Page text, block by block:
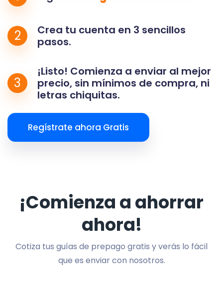
2
Crea tu cuenta en 3 sencillos
pasos.
3
¡Listo! Comienza a enviar al mejor
precio, sin mínimos de compra, ni
letras chiquitas.
Regístrate ahora Gratis
¡Comienza a ahorrar
ahora!
Cotiza tus guías de prepago gratis y verás lo fácil
que es enviar con nosotros.